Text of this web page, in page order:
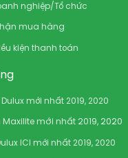
nghiệp/Tổ chức
mua hàng
kiện thanh toán
mới nhất 2019, 2020
mới nhất 2019, 2020
ICI mới nhất 2019, 2020